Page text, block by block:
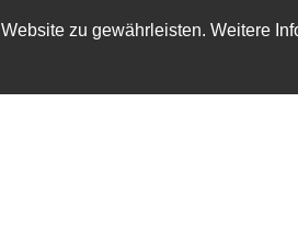
zu gewährleisten. Weitere